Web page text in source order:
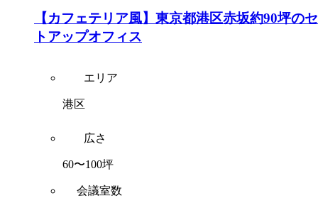
【カフェテリア風】東京都港区赤坂約90坪の
トアップオフィス
エリア
港区
広さ
60〜100坪
会議室数